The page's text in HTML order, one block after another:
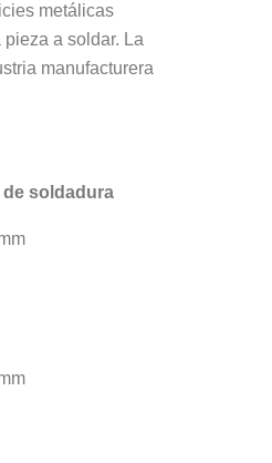
metálicas
a soldar. La
manufacturera
de soldadura